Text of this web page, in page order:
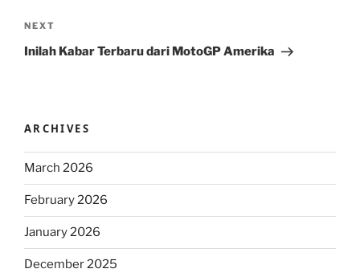
Next
Post
NEXT
Inilah Kabar Terbaru dari MotoGP Amerika
ARCHIVES
March 2026
February 2026
January 2026
December 2025